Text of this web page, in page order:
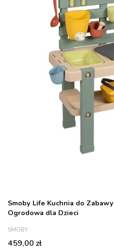
Smoby Life Kuchnia do
Ogrodowa dla Dzieci
PRODUCENT
SMOBY
Cena
459,00 zł